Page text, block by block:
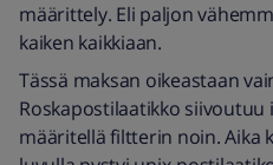
määrittely. Eli paljon
kaiken kaikkiaan.
Tässä maksan oikeastaan
Roskapostilaatikko siivoutuu
määritellä filtterin noin. Aika